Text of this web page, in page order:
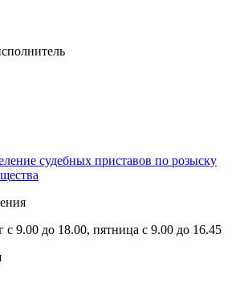
судебных приставов по розыску
с 9.00 до 18.00, пятница с 9.00 до 16.45